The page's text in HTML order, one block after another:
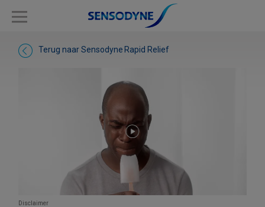
Terug naar Sensodyne Rapid Relief
Disclaimer